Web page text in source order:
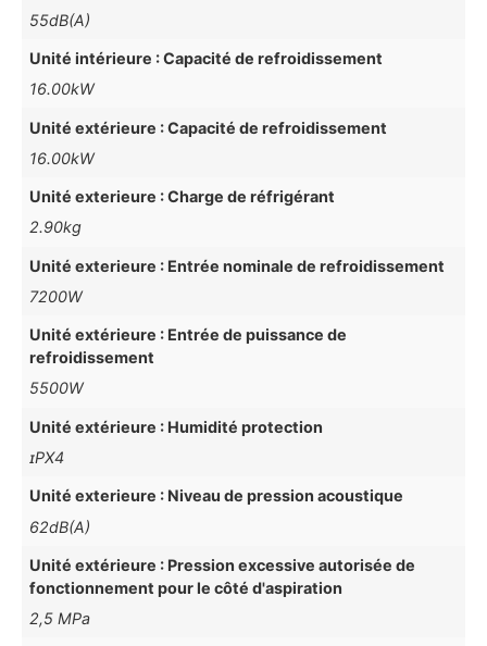
55dB(A)
Unité intérieure : Capacité de refroidissement
16.00kW
Unité extérieure : Capacité de refroidissement
16.00kW
Unité exterieure : Charge de réfrigérant
2.90kg
Unité exterieure : Entrée nominale de refroidissement
7200W
Unité extérieure : Entrée de puissance de
refroidissement
5500W
Unité extérieure : Humidité protection
ɪPX4
Unité exterieure : Niveau de pression acoustique
62dB(A)
Unité extérieure : Pression excessive autorisée de
fonctionnement pour le côté d'aspiration
2,5 MPa